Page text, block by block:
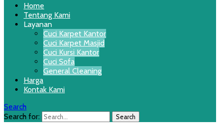
Home
Tentang Kami
Layanan
Cuci Karpet Kantor
Cuci Karpet Masjid
Cuci Kursi Kantor
Cuci Sofa
General Cleaning
Harga
Kontak Kami
Search
Search for: